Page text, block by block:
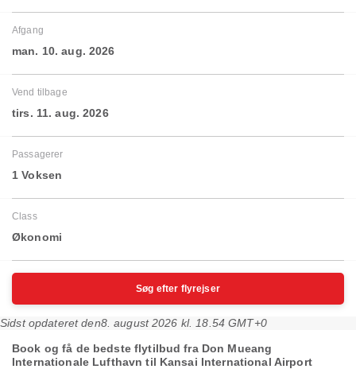
Afgang
man. 10. aug. 2026
Vend tilbage
tirs. 11. aug. 2026
Passagerer
1 Voksen
Class
Økonomi
Søg efter flyrejser
Sidst opdateret den8. august 2026 kl. 18.54 GMT+0
Book og få de bedste flytilbud fra Don Mueang
Internationale Lufthavn til Kansai International Airport